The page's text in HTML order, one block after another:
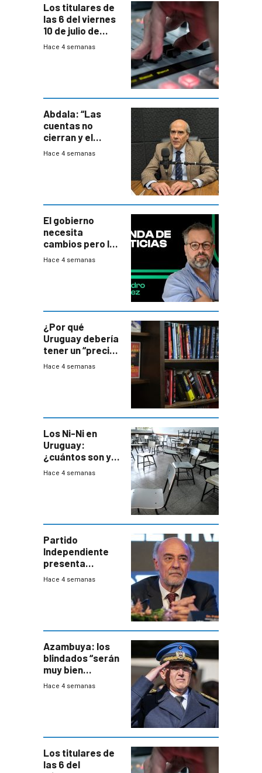
Los titulares de
las 6 del viernes
10 de julio de
2026
Hace 4 semanas
Abdala: “Las
cuentas no
cierran y el
balance del
Hace 4 semanas
El gobierno
necesita
cambios pero los
ministros tienen
Hace 4 semanas
¿Por qué
Uruguay debería
tener un “precio
único” en los
Hace 4 semanas
Los Ni-Ni en
Uruguay:
¿cuántos son y
en dónde están?
Hace 4 semanas
Partido
Independiente
presenta
demanda civil
Hace 4 semanas
Azambuya: los
blindados “serán
muy bien
recibidos” por los
Hace 4 semanas
Los titulares de
las 6 del